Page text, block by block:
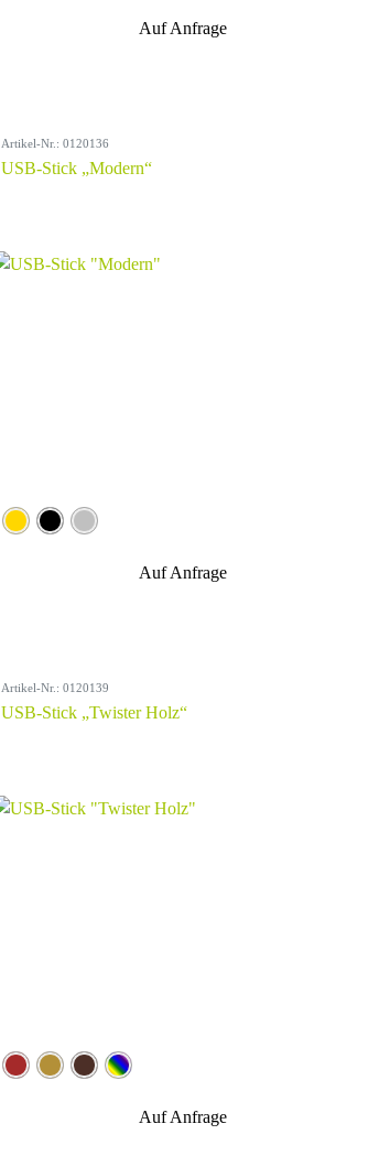
Auf Anfrage
Artikel-Nr.: 0120136
USB-Stick „Modern“
Auf Anfrage
Artikel-Nr.: 0120139
USB-Stick „Twister Holz“
Auf Anfrage